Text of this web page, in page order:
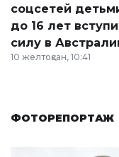
соцсетей
до 16 лет
силу в
10 желтоқсан, 10:41
ФОТОРЕПОРТАЖ